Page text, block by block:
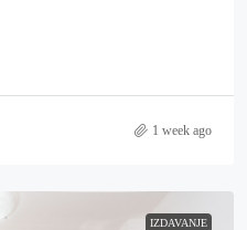
1 week ago
IZDAVANJE